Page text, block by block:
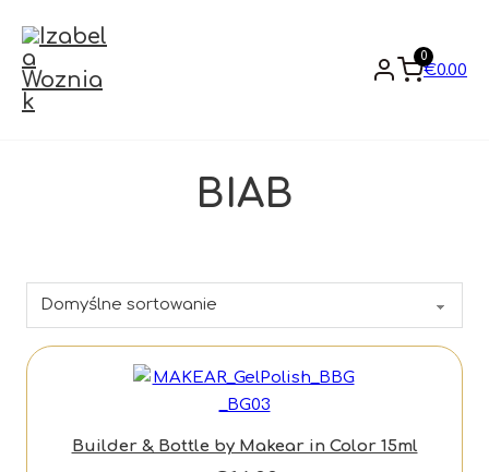
0
€0.00
BIAB
Builder & Bottle by Makear in Color 15ml